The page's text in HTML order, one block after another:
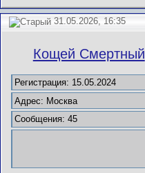
31.05.2026, 16:35
Кощей Смертный
Регистрация: 15.05.2024
Адрес: Москва
Сообщения: 45